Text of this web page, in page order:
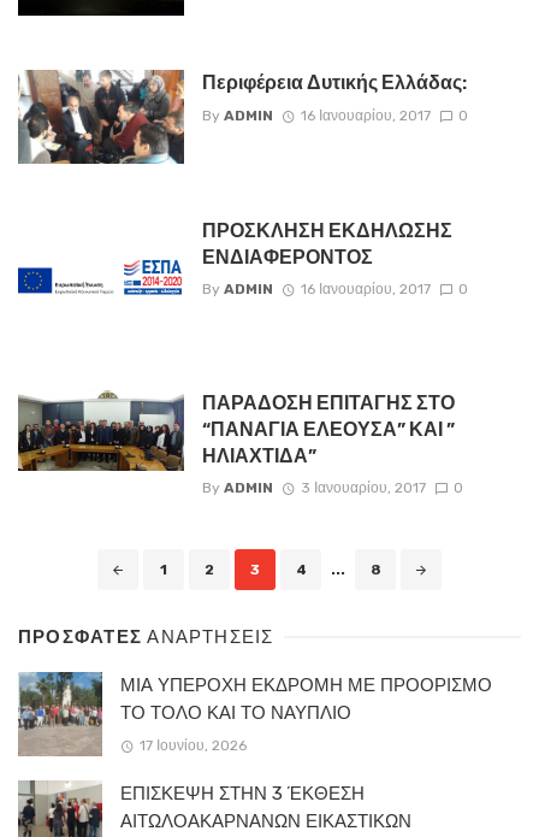
Περιφέρεια Δυτικής Ελλάδας:
By ADMIN 16 Ιανουαρίου, 2017 0
ΠΡΟΣΚΛΗΣΗ ΕΚΔΗΛΩΣΗΣ
ΕΝΔΙΑΦΕΡΟΝΤΟΣ
By ADMIN 16 Ιανουαρίου, 2017 0
ΠΑΡΑΔΟΣΗ ΕΠΙΤΑΓΗΣ ΣΤΟ
“ΠΑΝΑΓΙΑ ΕΛΕΟΥΣΑ” ΚΑΙ ”
ΗΛΙΑΧΤΙΔΑ”
By ADMIN 3 Ιανουαρίου, 2017 0
1 2 3 4 ... 8
ΠΡΟΣΦΑΤΕΣΑΝΑΡΤΗΣΕΙΣ
ΜΙΑ ΥΠΕΡΟΧΗ ΕΚΔΡΟΜΗ ΜΕ ΠΡΟΟΡΙΣΜΟ
ΤΟ ΤΟΛΟ ΚΑΙ ΤΟ ΝΑΥΠΛΙΟ
17 Ιουνίου, 2026
ΕΠΙΣΚΕΨΗ ΣΤΗΝ 3 ΈΚΘΕΣΗ
ΑΙΤΩΛΟΑΚΑΡΝΑΝΩΝ ΕΙΚΑΣΤΙΚΩΝ